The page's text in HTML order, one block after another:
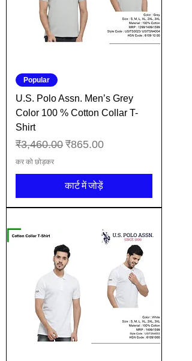
Popular
U.S. Polo Assn. Men’s Grey
Color 100 % Cotton Collar T-
Shirt
नियमित मूल्य
₹3,460.00 बिक्री मूल्य
₹865.00
कर को छोड़कर
कार्ट में जोड़ें